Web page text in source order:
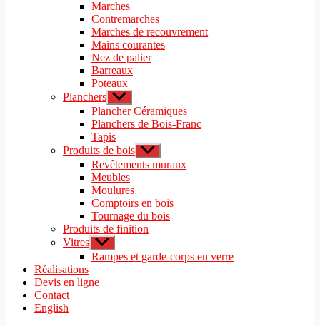
menu
menu
Marches
Contremarches
Marches de recouvrement
Mains courantes
Nez de palier
Barreaux
Poteaux
Planchers Afficher
le
sous-
menu
Plancher Céramiques
Planchers de Bois-Franc
Tapis
Produits de bois Afficher
le
sous-
Revêtements muraux
Meubles
Moulures
Comptoirs en bois
Tournage du bois
Produits de finition
Vitres Afficher
le
sous-
Rampes et garde-corps en verre
Réalisations
Devis en ligne
Contact
English